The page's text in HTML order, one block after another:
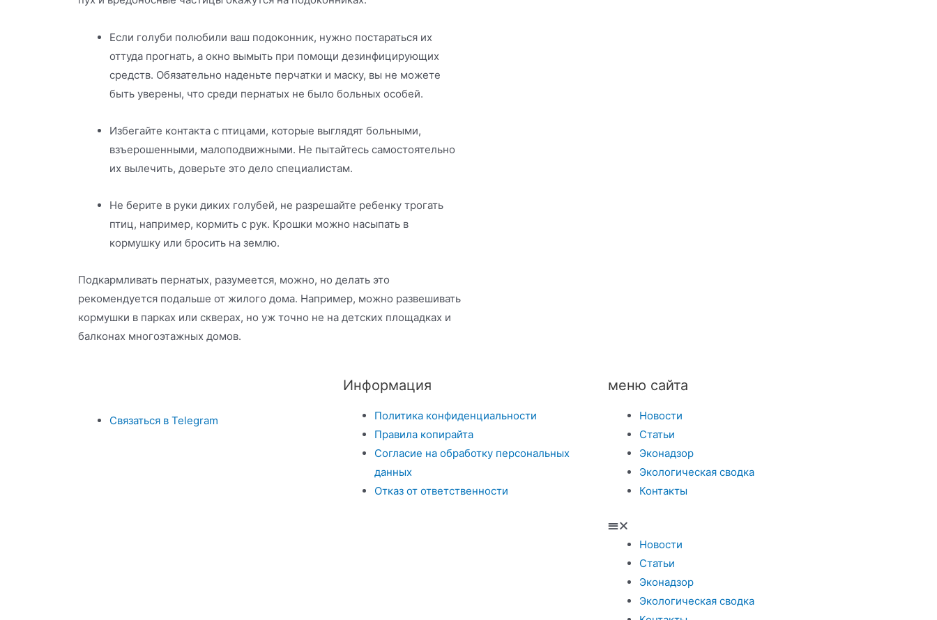
Если голуби полюбили ваш подоконник, нужно постараться их
оттуда прогнать, а окно вымыть при помощи дезинфицирующих
средств. Обязательно наденьте перчатки и маску, вы не можете
быть уверены, что среди пернатых не было больных особей.
Избегайте контакта с птицами, которые выглядят больными,
взъерошенными, малоподвижными. Не пытайтесь самостоятельно
их вылечить, доверьте это дело специалистам.
Не берите в руки диких голубей, не разрешайте ребенку трогать
птиц, например, кормить с рук. Крошки можно насыпать в
кормушку или бросить на землю.
Подкармливать пернатых, разумеется, можно, но делать это
рекомендуется подальше от жилого дома. Например, можно развешивать
кормушки в парках или скверах, но уж точно не на детских площадках и
балконах многоэтажных домов.
Связаться в Telegram
Информация
Политика конфиденциальности
Правила копирайта
Согласие на обработку персональных
данных
Отказ от ответственности
меню сайта
Новости
Статьи
Эконадзор
Экологическая сводка
Контакты
Новости
Статьи
Эконадзор
Экологическая сводка